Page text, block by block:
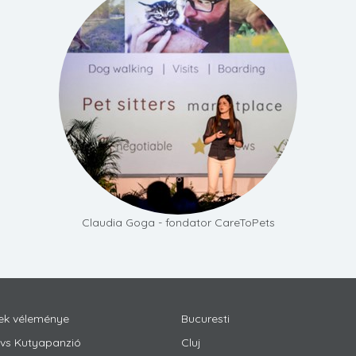
Claudia Goga - fondator CareToPets
véleménye
Kutyapanzió
Bucuresti
Cluj